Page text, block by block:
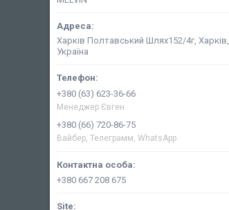
Харків Полтавський Шлях152/4г, Харків,
Україна
+380 (63) 623-36-66
Менеджер Євген
+380 (66) 720-86-75
Вайбер, Телеграмм, WhatsApp
+380 667 208 675